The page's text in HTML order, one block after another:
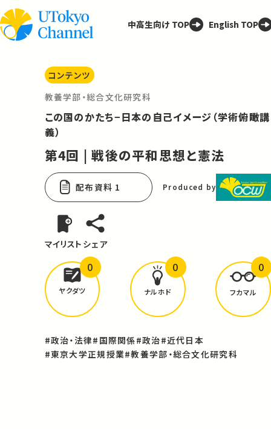
中高生向け TOP English TOP
コンテンツ
教養学部・総合文化研究科
この国のかたち−日本の自己イメージ（学術俯瞰講
義）
第4回 | 戦後の平和思想と憲法
配布資料 1 Produced by
マイリスト シェア
どんな学びがありましたか？
ヤクダツ
0
ナルホド
0
フカマル
0
#政治・法律#国際関係#政治#近代日本
#東京大学正規授業#教養学部・総合文化研究科